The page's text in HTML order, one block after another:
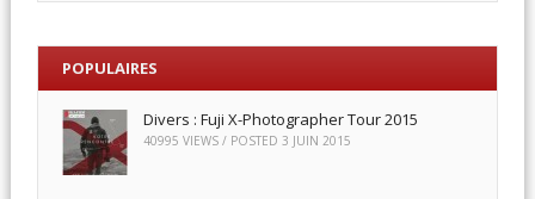
POPULAIRES
Divers : Fuji X-Photographer Tour 2015
40995 VIEWS / POSTED 3 JUIN 2015